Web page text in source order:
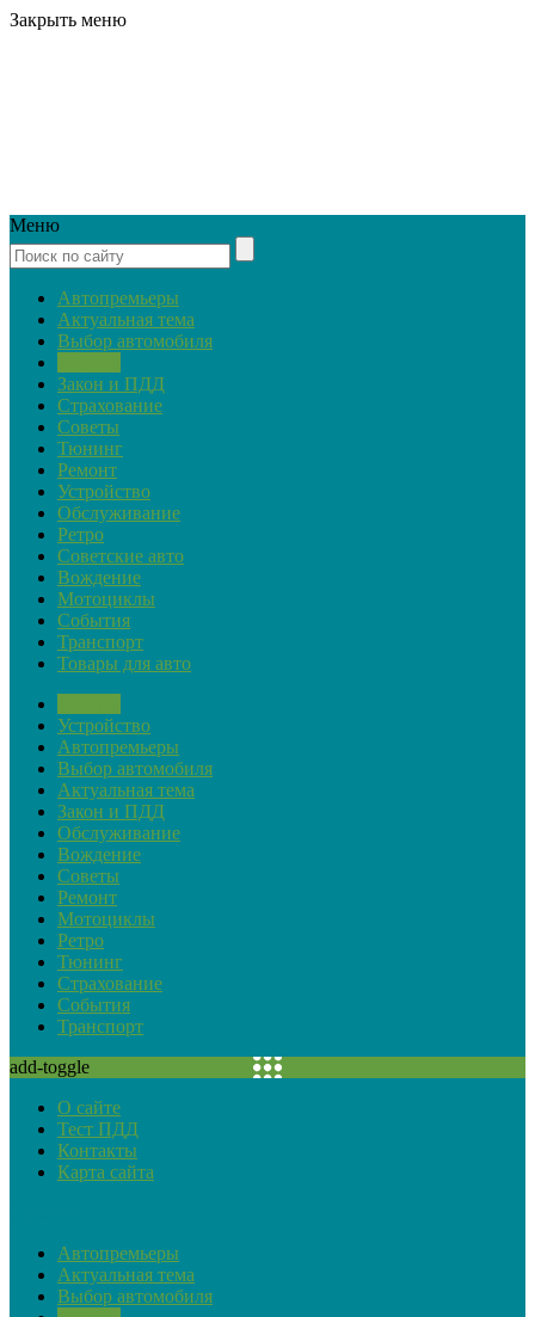
Закрыть меню
Меню
Автопремьеры
Актуальная тема
Выбор автомобиля
Закон и ПДД
Страхование
Советы
Тюнинг
Ремонт
Устройство
Обслуживание
Ретро
Советские авто
Вождение
Мотоциклы
События
Транспорт
Товары для авто
Устройство
Автопремьеры
Выбор автомобиля
Актуальная тема
Закон и ПДД
Обслуживание
Вождение
Советы
Ремонт
Мотоциклы
Ретро
Тюнинг
Страхование
События
Транспорт
add-toggle
О сайте
Тест ПДД
Контакты
Карта сайта
Автопремьеры
Актуальная тема
Выбор автомобиля